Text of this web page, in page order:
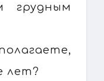
грудным
лет?